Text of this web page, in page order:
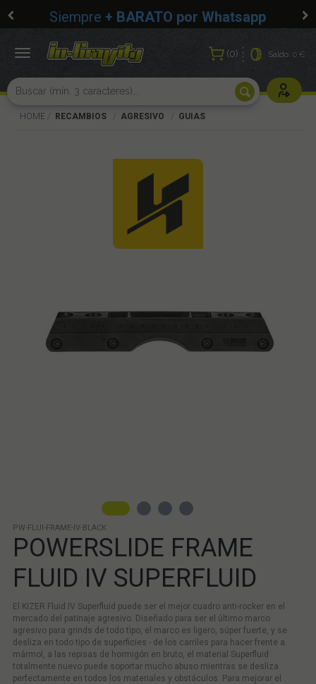
Siempre + BARATO por Whatsapp
0 Saldo:0 €
Usuarios
Toggle
HOME RECAMBIOS AGRESIVO GUIAS
PW-FLUI-FRAME-IV-BLACK
POWERSLIDE FRAME
FLUID IV SUPERFLUID
El KIZER Fluid IV Superfluid puede ser el mejor cuadro anti-rocker en el
mercado del patinaje agresivo. Diseñado para ser el último marco
agresivo para grinds de todo tipo, el marco es ligero, súper fuerte, y se
desliza en todo tipo de superficies - de los carriles para hacer frente a
mármol, a las repisas de hormigón en bruto, el material Superfluid
totalmente nuevo puede soportar mucho abuso mientras se desliza
perfectamente en todos los materiales y obstáculos. Para mejorar el